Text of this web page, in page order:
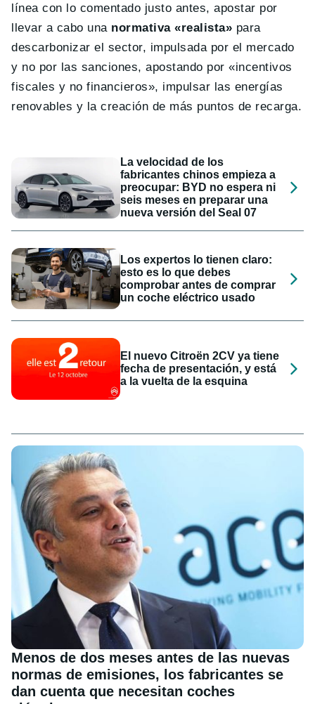
línea con lo comentado justo antes, apostar por
llevar a cabo una normativa «realista» para
descarbonizar el sector, impulsada por el mercado
y no por las sanciones, apostando por «incentivos
fiscales y no financieros», impulsar las energías
renovables y la creación de más puntos de recarga.
La velocidad de los
fabricantes chinos empieza a
preocupar: BYD no espera ni
seis meses en preparar una
nueva versión del Seal 07
Los expertos lo tienen claro:
esto es lo que debes
comprobar antes de comprar
un coche eléctrico usado
El nuevo Citroën 2CV ya tiene
fecha de presentación, y está
a la vuelta de la esquina
Menos de dos meses antes de las nuevas
normas de emisiones, los fabricantes se
dan cuenta que necesitan coches